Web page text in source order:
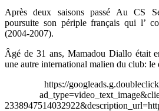
Après deux saisons passé Au CS
poursuite son périple français qui l’
(2004-2007).
Âgé de 31 ans, Mamadou Diallo était
une autre international malien du club: le
https://